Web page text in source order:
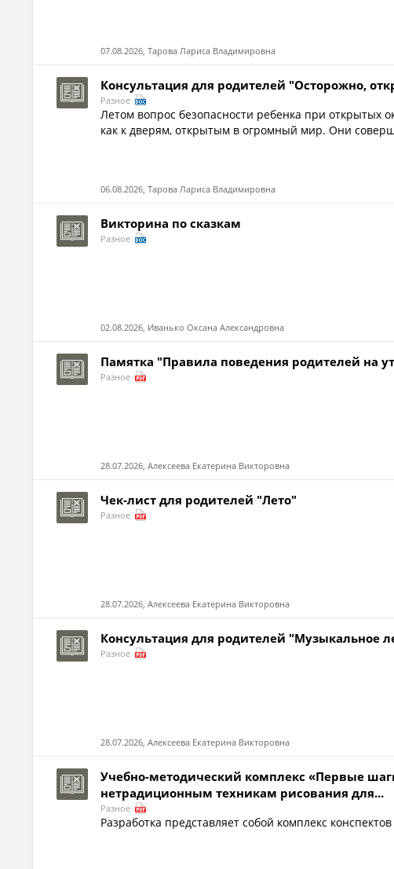
07.08.2026, Тарова Лариса Владимировна
Консультация для родителей "Осторожно,
Разное
Летом вопрос безопасности ребенка при открытых
как к дверям, открытым в огромный мир. Они
06.08.2026, Тарова Лариса Владимировна
Викторина по сказкам
Разное
02.08.2026, Иванько Оксана Александровна
Памятка "Правила поведения родителей на
Разное
28.07.2026, Алексеева Екатерина Викторовна
Чек-лист для родителей "Лето"
Разное
28.07.2026, Алексеева Екатерина Викторовна
Консультация для родителей "Музыкальное
Разное
28.07.2026, Алексеева Екатерина Викторовна
Учебно-методический комплекс «Первые
нетрадиционным техникам рисования для...
Разное
Разработка представляет собой комплекс